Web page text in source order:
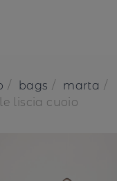
bags
marta
liscia cuoio